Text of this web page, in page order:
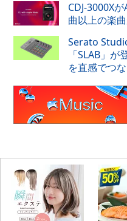
CDJ-3000X
曲以上の楽
Serato
「SLAB」
を直感でつ